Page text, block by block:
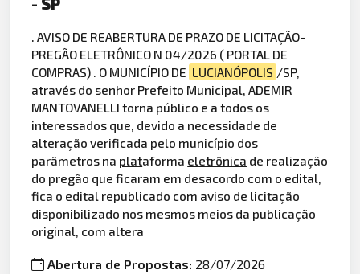
. AVISO DE REABERTURA DE PRAZO DE LICITAÇÃO-
PREGÃO ELETRÔNICO N 04/2026 ( PORTAL DE
COMPRAS) . O MUNICÍPIO DE LUCIANÓPOLIS /SP,
através do senhor Prefeito Municipal, ADEMIR
MANTOVANELLI torna público e a todos os
interessados que, devido a necessidade de
alteração verificada pelo município dos
parâmetros na plataforma eletrônica de realização
do pregão que ficaram em desacordo com o edital,
fica o edital republicado com aviso de licitação
disponibilizado nos mesmos meios da publicação
original, com altera
Abertura de Propostas: 28/07/2026